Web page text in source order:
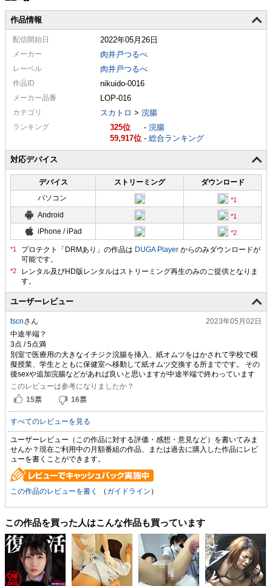
作品情報
配信開始日 2022年05月26日
メーカー 肉井戸つるべ
レーベル 肉井戸つるべ
作品ID nikuido-0016
メーカー品番 LOP-016
カテゴリ スカトロ > 浣腸
ランキング 325 - 浣腸
59,917
- 総合ランキング
対応デバイス
デバイス ストリーミング
ダウンロード
パソコン
Android
iPhone / iPad
プロテクト「DRMあり」の作品は DUGA Player からのみダウンロードが
可能です。
ユーザーレビュー
tscnさん
2023年05月02日
中途半端？
別室で医療用の大きなイチジク浣腸を挿入、紙オムツをはかされて学校で模
擬授業、学生とともに保健室へ移動して紙オムツ交換する所までです。 その
後sexや追加浣腸などがあれば良いと思いますが中途半端で終わっています
このレビューは参考になりましたか？
15票 16票
すべてのレビューを見る
ユーザーレビュー（この作品に対する評価・感想・意見など）を書いてみま
せんか？現在ご利用中の月額番組の作品、または過去に購入した作品にレビ
ューを書くことができます。
この作品のレビューを書く （ ガイドライン ）
この作品を買った人はこんな作品も買っています